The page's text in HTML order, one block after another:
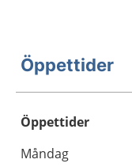
Öppettider
Öppettider
Dag
Öppettider
Kommentarer
Måndag